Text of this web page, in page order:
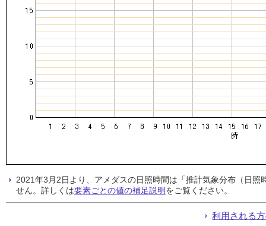
2021年3月2日より、アメダスの日照時間は「推計気象分布（日
せん。詳しくは要素ごとの値の補足説明をご覧ください。
利用される